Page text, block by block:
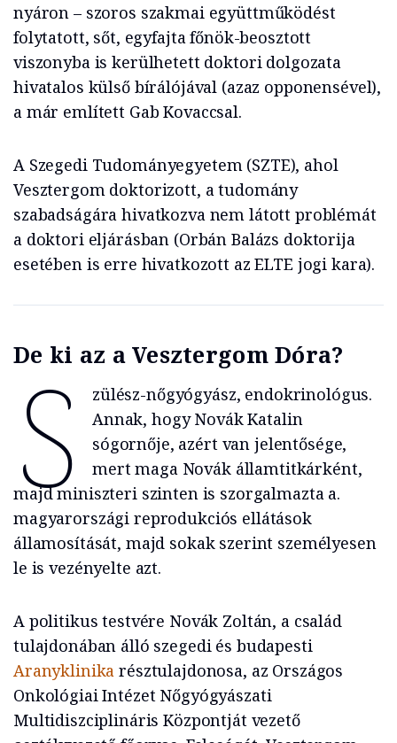
nyáron – szoros szakmai együttműködést
folytatott, sőt, egyfajta főnök-beosztott
viszonyba is kerülhetett doktori dolgozata
hivatalos külső bírálójával (azaz opponensével),
a már említett Gab Kovaccsal.
A Szegedi Tudományegyetem (SZTE), ahol
Vesztergom doktorizott, a tudomány
szabadságára hivatkozva nem látott problémát
a doktori eljárásban (Orbán Balázs doktorija
esetében is erre hivatkozott az ELTE jogi kara).
De ki az a Vesztergom Dóra?
S
zülész-nőgyógyász, endokrinológus.
Annak, hogy Novák Katalin
sógornője, azért van jelentősége,
mert maga Novák államtitkárként,
majd miniszteri szinten is szorgalmazta a.
magyarországi reprodukciós ellátások
államosítását, majd sokak szerint személyesen
le is vezényelte azt.
A politikus testvére Novák Zoltán, a család
tulajdonában álló szegedi és budapesti
Aranyklinika résztulajdonosa, az Országos
Onkológiai Intézet Nőgyógyászati
Multidiszciplináris Központját vezető